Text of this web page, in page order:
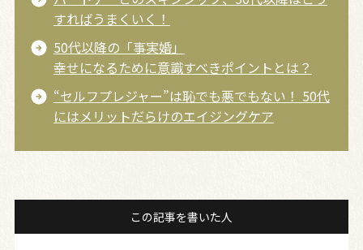
すればうまくいく！
50代以降の「事実婚」
幸せになるために意識すべきポイントとは？
“セルフプレジャー”は恥でも悪でもない！ 50代
にはメリットだらけのエイジングケア
この記事を書いた人